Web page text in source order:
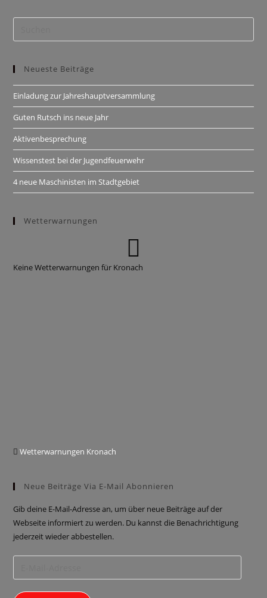
Neueste Beiträge
Einladung zur Jahreshauptversammlung
Guten Rutsch ins neue Jahr
Aktivenbesprechung
Wissenstest bei der Jugendfeuerwehr
4 neue Maschinisten im Stadtgebiet
Wetterwarnungen
Keine Wetterwarnungen für Kronach
Wetterwarnungen Kronach
Neue Beiträge Via E-Mail Abonnieren
Gib deine E-Mail-Adresse an, um über neue Beiträge auf der
Webseite informiert zu werden. Du kannst die Benachrichtigung
jederzeit wieder abbestellen.